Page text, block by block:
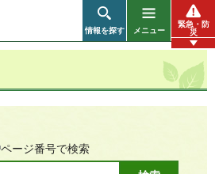
情報を探す メニュー
緊急・防
災
ページ番号で検索